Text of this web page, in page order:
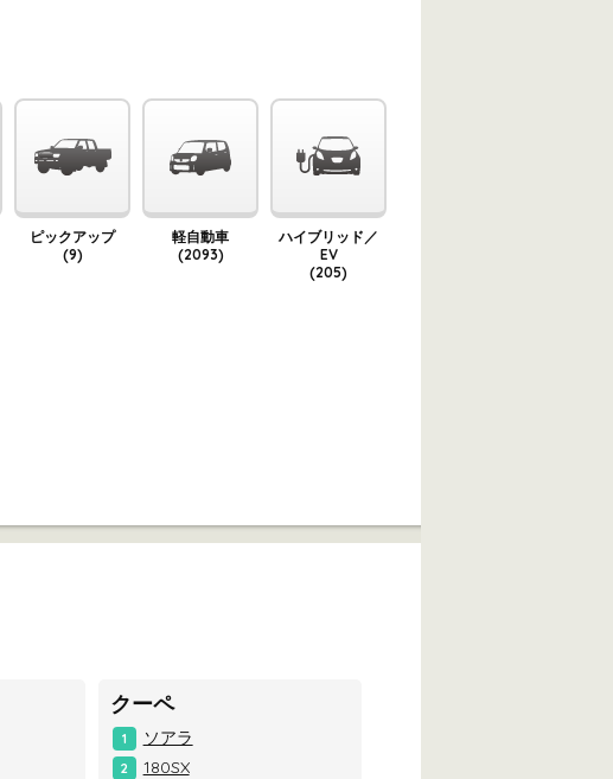
ピックアップ
(9)
軽自動車
(2093)
ハイブリッド／
EV
(205)
クーペ
1 ソアラ
2 180SX